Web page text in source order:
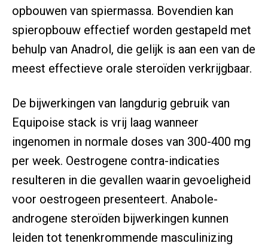
opbouwen van spiermassa. Bovendien kan
spieropbouw effectief worden gestapeld met
behulp van Anadrol, die gelijk is aan een van de
meest effectieve orale steroïden verkrijgbaar.
De bijwerkingen van langdurig gebruik van
Equipoise stack is vrij laag wanneer
ingenomen in normale doses van 300-400 mg
per week. Oestrogene contra-indicaties
resulteren in die gevallen waarin gevoeligheid
voor oestrogeen presenteert. Anabole-
androgene steroïden bijwerkingen kunnen
leiden tot tenenkrommende masculinizing